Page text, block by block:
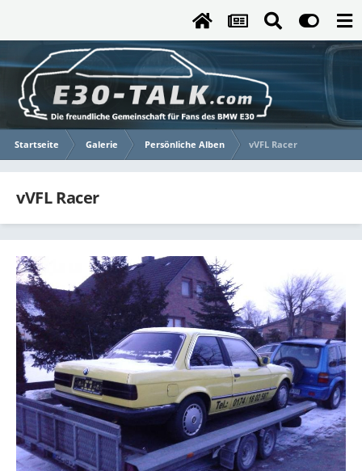
Startseite Galerie Persönliche Alben vVFL Racer
vVFL Racer